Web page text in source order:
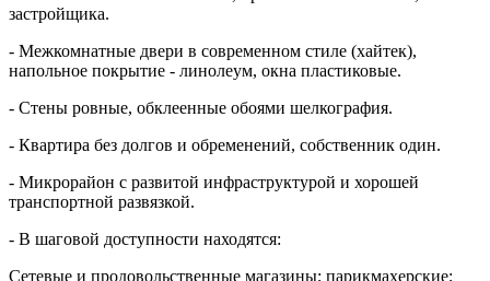
застройщика.
- Межкомнатные двери в современном стиле (хайтек),
напольное покрытие - линолеум, окна пластиковые.
- Стены ровные, обклеенные обоями шелкография.
- Квартира без долгов и обременений, собственник один.
- Микрорайон с развитой инфраструктурой и хорошей
транспортной развязкой.
- В шаговой доступности находятся:
Сетевые и продовольственные магазины; парикмахерские;